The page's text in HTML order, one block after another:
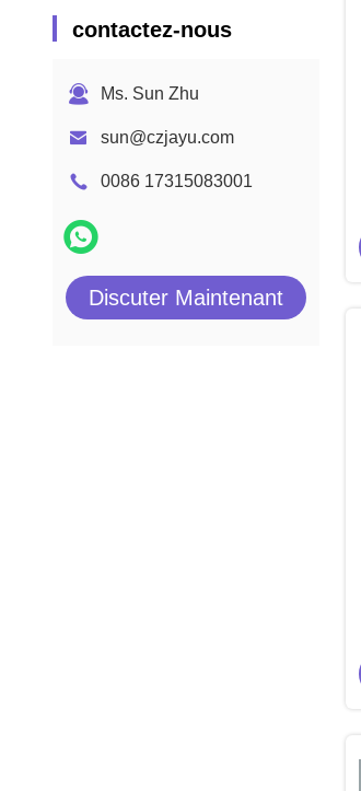
contactez-nous
Ms. Sun Zhu
sun@czjayu.com
0086 17315083001
Discuter Maintenant